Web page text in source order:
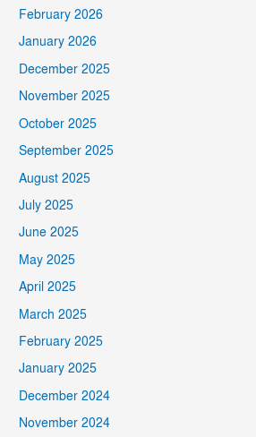
February 2026
January 2026
December 2025
November 2025
October 2025
September 2025
August 2025
July 2025
June 2025
May 2025
April 2025
March 2025
February 2025
January 2025
December 2024
November 2024